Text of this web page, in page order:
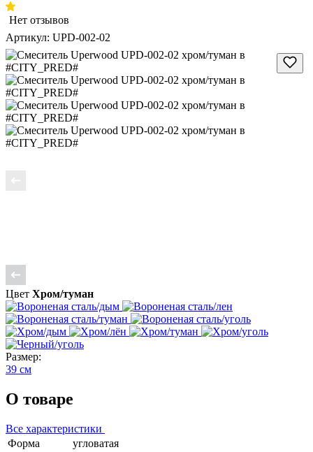
Нет отзывов
Артикул: UPD-002-02
Цвет Хром/туман
Размер:
39 см
О товаре
Все характеристики
Форма
угловатая